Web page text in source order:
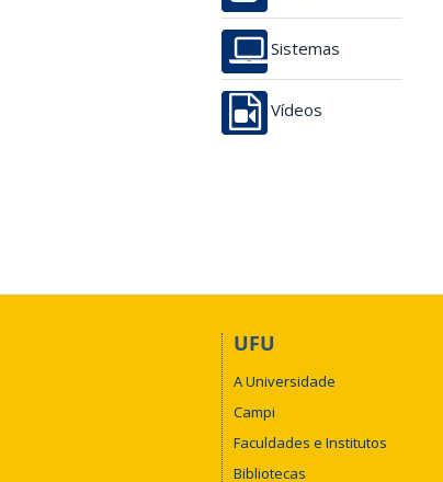
Sistemas
Vídeos
UFU
A Universidade
Campi
Faculdades e Institutos
Bibliotecas